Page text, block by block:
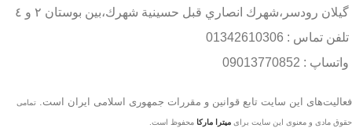
گيلان رودسر،شهرك انصاري قبل حسينية شهرك،بين بوستان ٢ و ٤
تلفن تماس : 01342610306
واتساپ : 09013770852
فعاليت‌های اين سايت تابع قوانين و مقررات جمهوری اسلامی ايران است. تمامی
حقوق مادی و معنوی این سایت برای میترا مارکا محفوظ است.